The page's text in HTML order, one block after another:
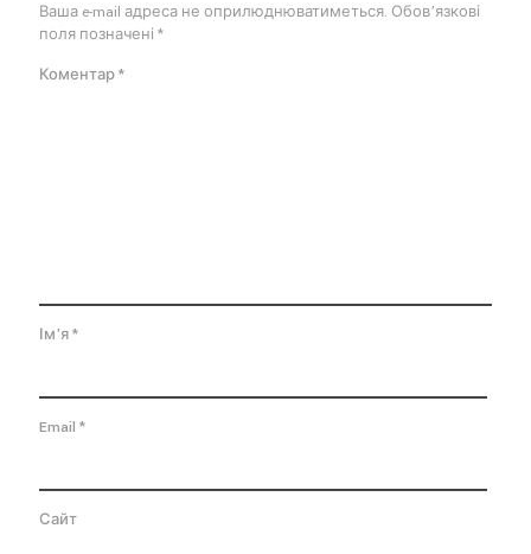
Ваша e-mail адреса не оприлюднюватиметься. Обов’язкові
поля позначені *
Коментар*
Ім'я*
Email *
Сайт